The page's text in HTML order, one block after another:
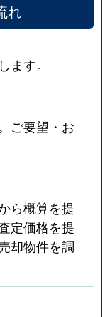
れ
す。
ご要望・お
ら概算を提
定価格を提
却物件を調